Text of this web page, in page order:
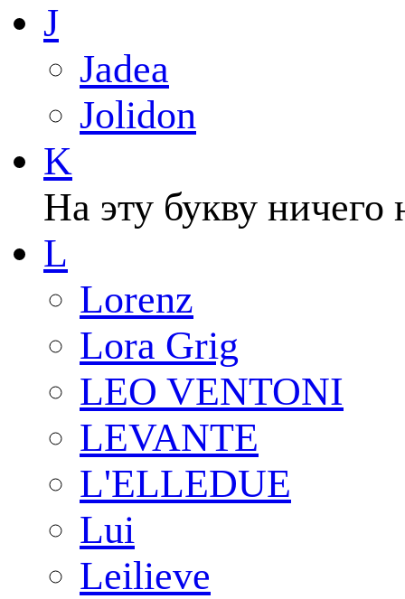
J
Jadea
Jolidon
K
На эту букву ничего
L
Lorenz
Lora Grig
LEO VENTONI
LEVANTE
L'ELLEDUE
Lui
Leilieve